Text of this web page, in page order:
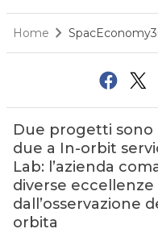
Home
Due progetti sono
due a In-orbit
Lab: l’azienda
diverse
dall’osservazione
orbita